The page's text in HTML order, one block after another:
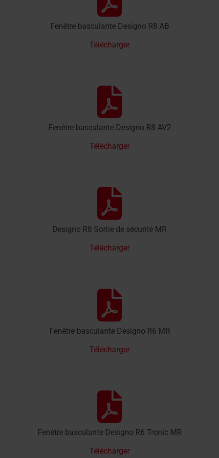
Fenêtre basculante Designo R8 AB
Télécharger
Fenêtre basculante Designo R8 AV2
Télécharger
Designo R8 Sortie de sécurité MR
Télécharger
Fenêtre basculante Designo R6 MR
Télécharger
Fenêtre basculante Designo R6 Tronic MR
Télécharger